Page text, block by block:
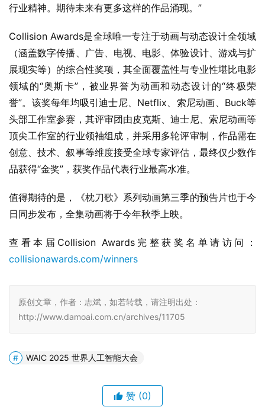
行业精神。期待未来有更多这样的作品涌现。”
Collision Awards是全球唯一专注于动画与动态设计全领域
（涵盖数字传播、广告、电视、电影、体验设计、游戏与扩
展现实等）的综合性奖项，其全面覆盖性与专业性堪比电影
领域的“奥斯卡”，被业界誉为动画和动态设计的“终极荣
誉”。该奖每年均吸引迪士尼、Netflix、索尼动画、Buck等
头部工作室参赛，其评审团由皮克斯、迪士尼、索尼动画等
顶尖工作室的行业领袖组成，并采用多轮评审制，作品需在
创意、技术、叙事等维度接受全球专家评估，最终仅少数作
品获得“金奖”，获奖作品代表行业最高水准。
值得期待的是，《枕刀歌》系列动画第三季的预告片也于今
日同步发布，全集动画将于今年秋季上映。
查看本届Collision Awards完整获奖名单请访问：
collisionawards.com/winners
原创文章，作者：志斌，如若转载，请注明出处：
http://www.damoai.com.cn/archives/11705
WAIC 2025 世界人工智能大会
赞 (0)